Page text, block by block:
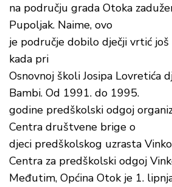
na području grada Otoka
Pupoljak. Naime, ovo
je područje dobilo dječji vrtić
kada pri
Osnovnoj školi Josipa Lovretića
Bambi. Od 1991. do 1995.
godine predškolski odgoj
Centra društvene brige o
djeci predškolskog uzrasta
Centra za predškolski odgoj
Međutim, Općina Otok je 1.